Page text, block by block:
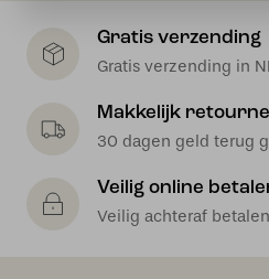
Gratis verzending
Gratis verzending in
Makkelijk
30 dagen geld terug
Veilig online
Veilig achteraf